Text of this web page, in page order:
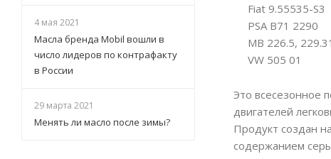
Fiat 9.55535-S3
PSA B71 2290
MB 226.5, 229.31
VW 505 01
Это всесезонное
двигателей
Продукт создан
содержанием
4 мая 2021
Масла бренда Mobil вошли в
число лидеров по контрафакту
в России
29 марта 2021
Менять ли масло после зимы?